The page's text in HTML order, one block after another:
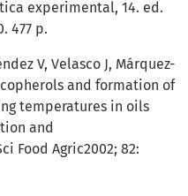
experimental, 14. ed.
477 p.
V, Velasco J, Márquez-
and formation of
temperatures in oils
and
Food Agric2002; 82: